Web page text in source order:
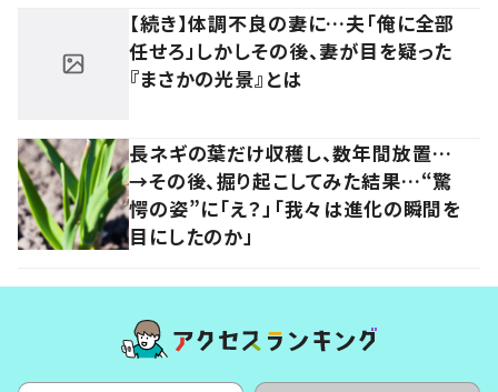
【続き】体調不良の妻に…夫「俺に全部
任せろ」しかしその後、妻が目を疑った
『まさかの光景』とは
長ネギの葉だけ収穫し、数年間放置…
→その後、掘り起こしてみた結果…“驚
愕の姿”に「え？」「我々は進化の瞬間を
目にしたのか」